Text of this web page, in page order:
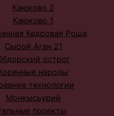
Каюково 2
Каюково 1
Кедровая Роща
Сырой Аган 21
острог
народы
технологии
Монкысьурий
проекты